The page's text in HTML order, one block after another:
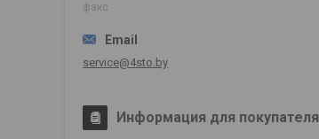
факс
service@4sto.by
Информация для покупателя